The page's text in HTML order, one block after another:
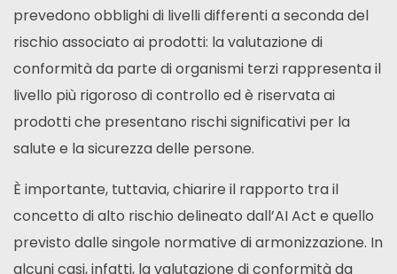
prevedono obblighi di livelli differenti a seconda del
rischio associato ai prodotti: la valutazione di
conformità da parte di organismi terzi rappresenta il
livello più rigoroso di controllo ed è riservata ai
prodotti che presentano rischi significativi per la
salute e la sicurezza delle persone.
È importante, tuttavia, chiarire il rapporto tra il
concetto di alto rischio delineato dall’AI Act e quello
previsto dalle singole normative di armonizzazione. In
alcuni casi, infatti, la valutazione di conformità da